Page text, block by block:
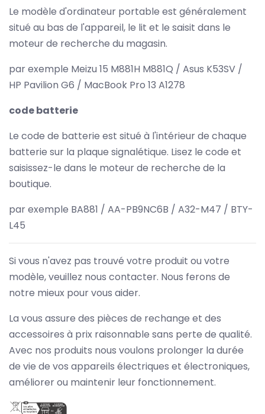
Le modèle d'ordinateur portable est généralement
situé au bas de l'appareil, le lit et le saisit dans le
moteur de recherche du magasin.
par exemple Meizu 15 M881H M881Q / Asus K53SV /
HP Pavilion G6 / MacBook Pro 13 A1278
code batterie
Le code de batterie est situé à l'intérieur de chaque
batterie sur la plaque signalétique. Lisez le code et
saisissez-le dans le moteur de recherche de la
boutique.
par exemple BA881 / AA-PB9NC6B / A32-M47 / BTY-
L45
Si vous n'avez pas trouvé votre produit ou votre
modèle, veuillez nous contacter. Nous ferons de
notre mieux pour vous aider.
La vous assure des pièces de rechange et des
accessoires à prix raisonnable sans perte de qualité.
Avec nos produits nous voulons prolonger la durée
de vie de vos appareils électriques et électroniques,
améliorer ou maintenir leur fonctionnement.